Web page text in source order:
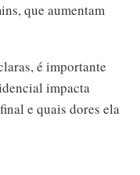
que aumentam
é importante
impacta
e quais dores ela